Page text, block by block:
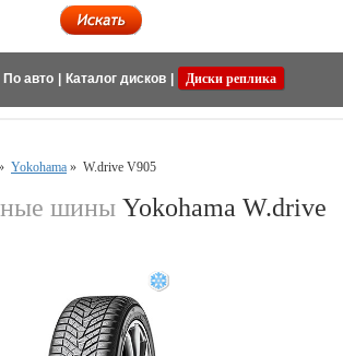
По авто Каталог дисков Диски реплика
Yokohama » W.drive V905
шины Yokohama W.drive